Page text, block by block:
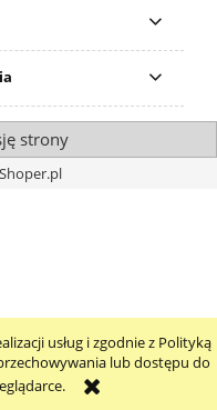
usług i zgodnie z Polityką
lub dostępu do
strony